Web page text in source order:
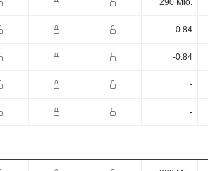
290 Mio.
-0.84
-0.84
-
-